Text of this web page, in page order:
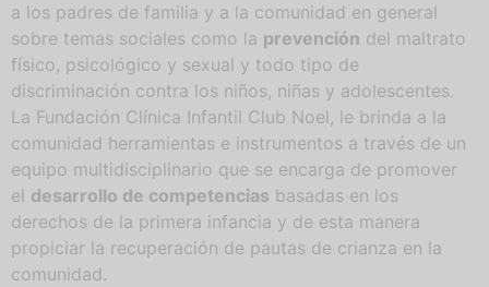
a los padres de familia y a la comunidad en general
sobre temas sociales como la prevención del maltrato
físico, psicológico y sexual y todo tipo de
discriminación contra los niños, niñas y adolescentes.
La Fundación Clínica Infantil Club Noel, le brinda a la
comunidad herramientas e instrumentos a través de un
equipo multidisciplinario que se encarga de promover
el desarrollo de competencias basadas en los
derechos de la primera infancia y de esta manera
propiciar la recuperación de pautas de crianza en la
comunidad.